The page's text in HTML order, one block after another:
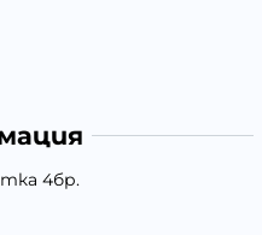
4бр.